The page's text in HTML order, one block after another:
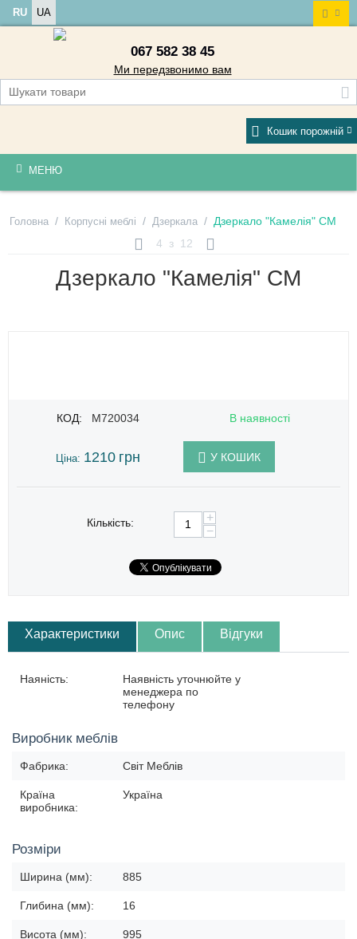
RU UA
067 582 38 45
Ми передзвонимо вам
Кошик порожній
МЕНЮ
Головна / Корпусні меблі / Дзеркала / Дзеркало "Камелія" СМ
4
з 12
Дзеркало "Камелія" СМ
КОД: M720034 В наявності
Ціна: 1210 грн У КОШИК
Кількість:
+
−
Характеристики Опис Відгуки
Наяність:
Наявність уточнюйте у
менеджера по
телефону
Виробник меблів
Фабрика: Світ Меблів
Країна
виробника:
Україна
Розміри
Ширина (мм): 885
Глибина (мм): 16
Висота (мм): 995